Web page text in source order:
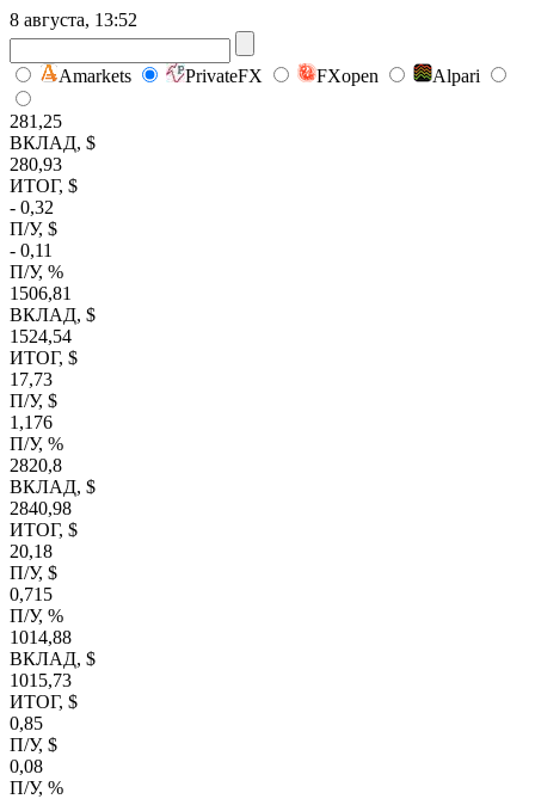
8 августа, 13:52
Amarkets PrivateFX FXopen Alpari
281,25
ВКЛАД, $
280,93
ИТОГ, $
- 0,32
П/У, $
- 0,11
П/У, %
1506,81
ВКЛАД, $
1524,54
ИТОГ, $
17,73
П/У, $
1,176
П/У, %
2820,8
ВКЛАД, $
2840,98
ИТОГ, $
20,18
П/У, $
0,715
П/У, %
1014,88
ВКЛАД, $
1015,73
ИТОГ, $
0,85
П/У, $
0,08
П/У, %